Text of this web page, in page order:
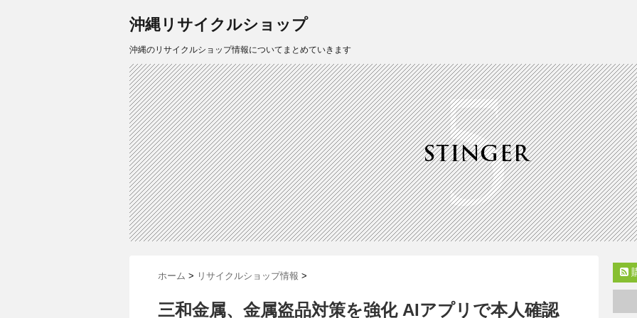
沖縄リサイクルショップ
沖縄のリサイクルショップ情報についてまとめていきます
ホーム > リサイクルショップ情報 >
三和金属、金属盗品対策を強化 AIアプリで本人確認